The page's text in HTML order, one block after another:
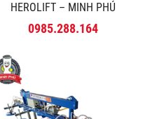
HEROLIFT – MINH PHÚ
0985.288.164